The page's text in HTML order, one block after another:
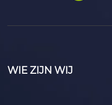
WIE ZIJN WIJ